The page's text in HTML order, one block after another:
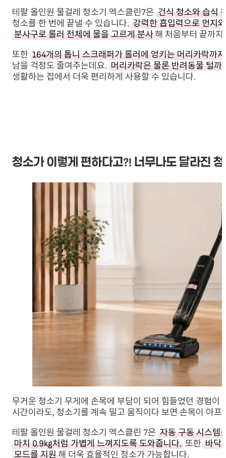
테팔 올인원 물걸레 청소기 엑스클린7은 건식 청소와 습식
청소를 한 번에 끝낼 수 있습니다. 강력한 흡입력으로 먼지
분사구로 롤러 전체에 물을 고르게 분사 해 처음부터 끝까
또한 164개의 톱니 스크래퍼가 롤러에 엉키는 머리카락까
남을 걱정도 줄여주는데요. 머리카락은 물론 반려동물 털까
생활하는 집에서 더욱 편리하게 사용할 수 있습니다.
청소가 이렇게 편하다고?! 너무나도 달라진
무거운 청소기 무게에 손목에 부담이 되어 힘들었던 경험이
시간이라도, 청소기를 계속 밀고 움직이다 보면 손목이 아
테팔 올인원 물걸레 청소기 엑스클린 7은 자동 구동 시스템
마치 0.9kg처럼 가볍게 느껴지도록 도와줍니다. 또한바닥
모드를 지원 해 더욱 효율적인 청소가 가능합니다.